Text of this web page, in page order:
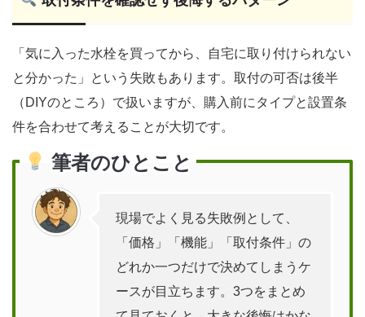
「気に入った水栓を買ってから、自宅に取り付けられない
と分かった」という失敗もあります。取付の可否は後半
（DIYのところ）で扱いますが、購入前にタイプと設置条
件を合わせて考えることが大切です。
筆者のひとこと
現場でよく見る失敗例として、
「価格」「機能」「取付条件」の
どれか一つだけで決めてしまうケ
ースが目立ちます。3つをまとめ